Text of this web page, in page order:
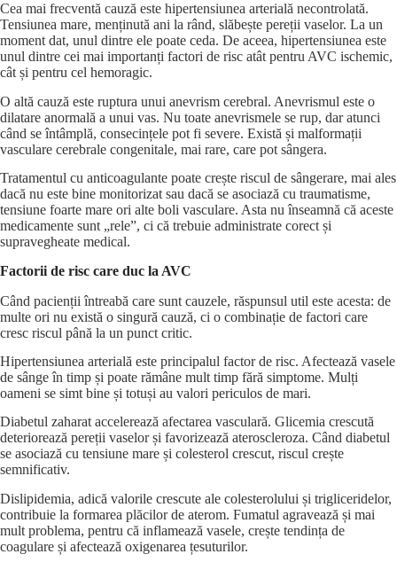
Cea mai frecventă cauză este hipertensiunea arterială necontrolată.
Tensiunea mare, menținută ani la rând, slăbește pereții vaselor. La un
moment dat, unul dintre ele poate ceda. De aceea, hipertensiunea este
unul dintre cei mai importanți factori de risc atât pentru AVC ischemic,
cât și pentru cel hemoragic.
O altă cauză este ruptura unui anevrism cerebral. Anevrismul este o
dilatare anormală a unui vas. Nu toate anevrismele se rup, dar atunci
când se întâmplă, consecințele pot fi severe. Există și malformații
vasculare cerebrale congenitale, mai rare, care pot sângera.
Tratamentul cu anticoagulante poate crește riscul de sângerare, mai ales
dacă nu este bine monitorizat sau dacă se asociază cu traumatisme,
tensiune foarte mare ori alte boli vasculare. Asta nu înseamnă că aceste
medicamente sunt „rele”, ci că trebuie administrate corect și
supravegheate medical.
Factorii de risc care duc la AVC
Când pacienții întreabă care sunt cauzele, răspunsul util este acesta: de
multe ori nu există o singură cauză, ci o combinație de factori care
cresc riscul până la un punct critic.
Hipertensiunea arterială este principalul factor de risc. Afectează vasele
de sânge în timp și poate rămâne mult timp fără simptome. Mulți
oameni se simt bine și totuși au valori periculos de mari.
Diabetul zaharat accelerează afectarea vasculară. Glicemia crescută
deteriorează pereții vaselor și favorizează ateroscleroza. Când diabetul
se asociază cu tensiune mare și colesterol crescut, riscul crește
semnificativ.
Dislipidemia, adică valorile crescute ale colesterolului și trigliceridelor,
contribuie la formarea plăcilor de aterom. Fumatul agravează și mai
mult problema, pentru că inflamează vasele, crește tendința de
coagulare și afectează oxigenarea țesuturilor.